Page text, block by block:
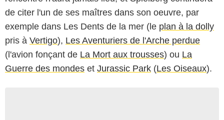
de citer l'un de ses maîtres dans son oeuvre, par
exemple dans Les Dents de la mer (le plan à la dolly
pris à Vertigo), Les Aventuriers de l'Arche perdue
(l'avion fonçant de La Mort aux trousses) ou La
Guerre des mondes et Jurassic Park (Les Oiseaux).